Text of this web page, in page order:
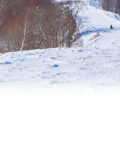
アクセス